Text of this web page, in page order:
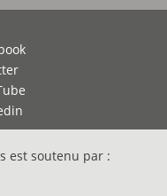
est soutenu par :